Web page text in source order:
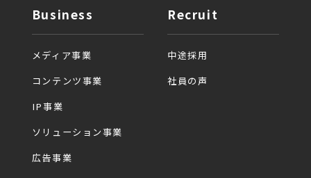
Business
メディア事業
コンテンツ事業
IP事業
ソリューション事業
広告事業
Recruit
中途採用
社員の声